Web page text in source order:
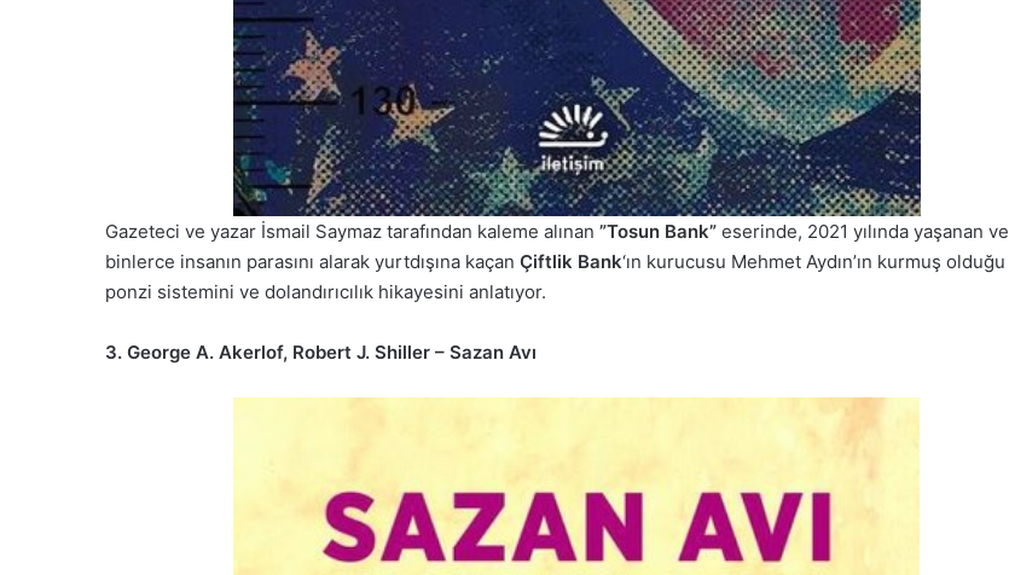
Gazeteci ve yazar İsmail Saymaz tarafından kaleme alınan ”Tosun Bank” eserinde, 2021 yılında yaşanan ve
binlerce insanın parasını alarak yurtdışına kaçan Çiftlik Bank‘ın kurucusu Mehmet Aydın’ın kurmuş olduğu
ponzi sistemini ve dolandırıcılık hikayesini anlatıyor.
3. George A. Akerlof, Robert J. Shiller – Sazan Avı